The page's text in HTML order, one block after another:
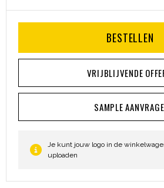
BESTELLEN
VRIJBLIJVENDE
SAMPLE
Je kunt jouw logo in de
uploaden